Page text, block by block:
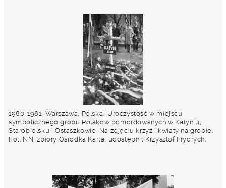
1980-1981, Warszawa, Polska.. Uroczystość w miejscu
symbolicznego grobu Polaków pomordowanych w Katyniu,
Starobielsku i Ostaszkowie. Na zdjęciu krzyż i kwiaty na grobie.
Fot. NN, zbiory Ośrodka Karta, udostępnił Krzysztof Frydrych.